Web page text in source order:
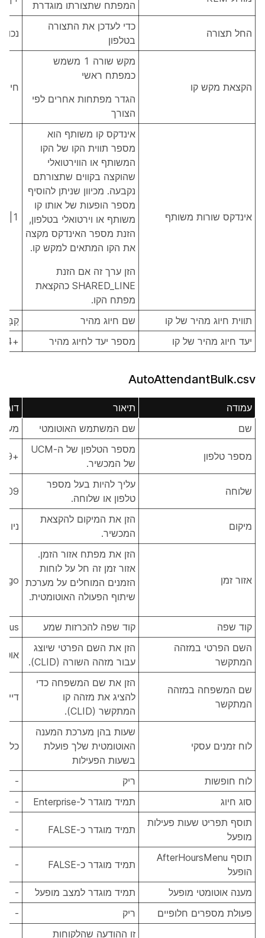
המפתח שתצורתו מוגדרת
החל תצורה
כדי לעדכן את התצורה
בטלפון
הקצאת מקש קו
מקש שורה 1 משמש
כמפתח ראשי
הגדר מפתחות אחרים לפי
הצורך
אינדקס שורות משותף
אינדקס קו משותף הוא
מספר תווית הקו של הקו
המשותף או הווירטואלי
שהוקצה בקווים שתצורתם
נקבעה. מכיוון שניתן להוסיף
מספר הופעות של אותו קו
משותף או וירטואלי בטלפון,
הזנת מספר האינדקס מקצה
את הקו המתאים למקש קו.
הזן ערך זה אם הזנת
SHARED_LINE כהקצאת
מפתח הקו.
1|2|3
תווית חיוג מהיר של קו שם חיוג מהיר
יעד חיוג מהיר של קו
מספר יעד לחיוג מהיר +12225554444
AutoAttendantBulk.csv
עמודה תיאור
שם
שם המשתמש האוטומטי
מספר טלפון
מספר הטלפון של ה-UCM
של המכשיר.
+12225553409
שלוחה
עליך להיות בעל מספר
טלפון או שלוחה.
מיקום
הזן את המיקום להקצאת
המכשיר.
ניו
אזור זמן
הזן את מפתח אזור הזמן.
אזור זמן זה חל על לוחות
הזמנים המוחלים על מערכת
שיתוף הפעולה האוטומטית.
קוד שפה קוד שפה להכרזות שמע
us
השם הפרטי במזהה
המתקשר
הזן את השם הפרטי שיוצג
עבור מזהה השורה (CLID).
שם המשפחה במזהה
המתקשר
הזן את שם המשפחה כדי
להציג את מזהה קו
המתקשר (CLID).
דייל 1
לוח זמנים עסקי
שעות בהן מערכת המענה
האוטומטית שלך פועלת
בשעות הפעילות
כל
לוח חופשות ריק
-
סוג חיוג
תמיד מוגדר ל-Enterprise
-
תוסף תפריט שעות פעילות
מופעל
תמיד מוגדר כ-FALSE -
תוסף AfterHoursMenu
הופעל
תמיד מוגדר כ-FALSE -
מענה אוטומטי מופעל תמיד מוגדר למצב מופעל
-
פעולת מספרים חלופיים
ריק
-
זו ההודעה שהלקוחות